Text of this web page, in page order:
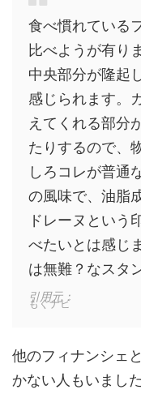
食べ慣れている
比べようが有り
中央部分が隆起
感じられます。
えてくれる部分
たりするので、
しろコレが普通
の風味で、油脂
ドレーヌという
べたいとは感じ
は無難？なスタ
引用元：
もぐナビ
他のフィナンシェ
かない人もいました